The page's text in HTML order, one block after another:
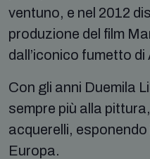
ventuno, e nel 2012
produzione del film
dall’iconico fumetto di
Con gli anni Duemila
sempre più alla
acquerelli,
Europa.